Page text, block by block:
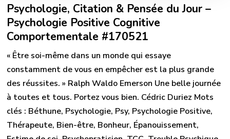
Psychologie, Citation & Pensée du Jour –
Psychologie Positive Cognitive
Comportementale #170521
« Être soi-même dans un monde qui essaye
constamment de vous en empêcher est la plus grande
des réussites. » Ralph Waldo Emerson Une belle journée
à toutes et tous. Portez vous bien. Cédric Duriez Mots
clés : Béthune, Psychologie, Psy, Psychologie Positive,
Thérapeute, Bien-être, Bonheur, Épanouissement,